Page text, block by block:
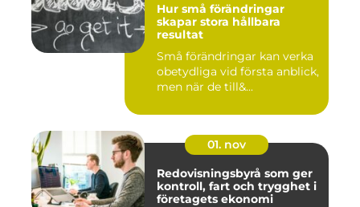
Hur små förändringar
skapar stora hållbara
resultat
Små förändringar kan verka
obetydliga vid första anblick,
men när de till&...
01. nov
Redovisningsbyrå som ger
kontroll, fart och trygghet i
företagets ekonomi